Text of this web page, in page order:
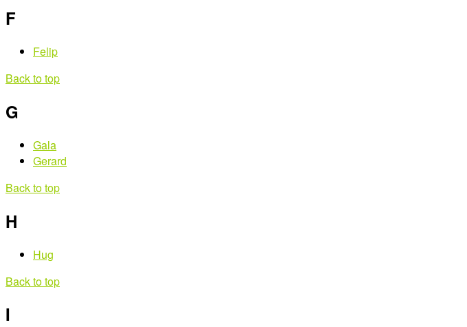
F
Felip
Back to top
G
Gala
Gerard
Back to top
H
Hug
Back to top
I